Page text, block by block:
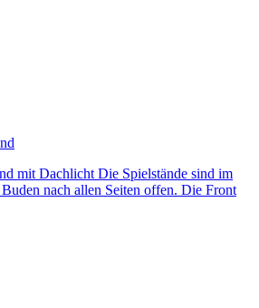
mit Dachlicht Die Spielstände sind im
nach allen Seiten offen. Die Front